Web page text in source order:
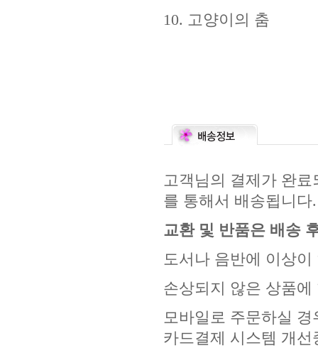
10. 고양이의 춤
고객님의 결제가 완
를 통해서 배송됩니다.
교환 및 반품은 배송
도서나 음반에 이상
손상되지 않은 상품
모바일로 주문하실
카드결제 시스템 개선